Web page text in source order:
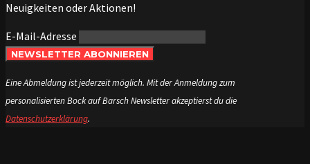
Neuigkeiten oder Aktionen!
E-Mail-Adresse
NEWSLETTER ABONNIEREN
Eine Abmeldung ist jederzeit möglich. Mit der Anmeldung zum
personalisierten Bock auf Barsch Newsletter akzeptierst du die
Datenschutzerklärung.